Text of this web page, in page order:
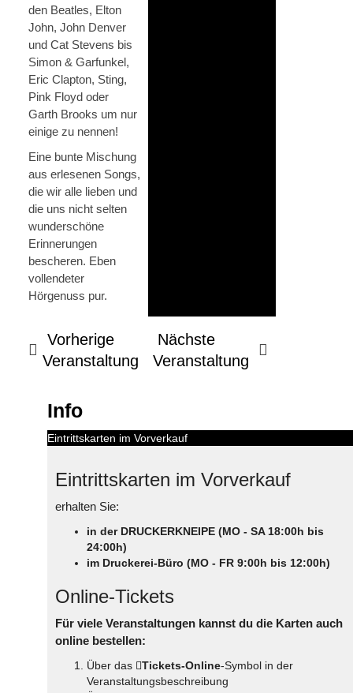
den Beatles, Elton
John, John Denver
und Cat Stevens bis
Simon & Garfunkel,
Eric Clapton, Sting,
Pink Floyd oder
Garth Brooks um nur
einige zu nennen!
Eine bunte Mischung
aus erlesenen Songs,
die wir alle lieben und
die uns nicht selten
wunderschöne
Erinnerungen
bescheren. Eben
vollendeter
Hörgenuss pur.
Vorherige
Veranstaltung
Nächste
Veranstaltung
Info
Eintrittskarten im Vorverkauf
Eintrittskarten im Vorverkauf
erhalten Sie:
in der DRUCKERKNEIPE (MO - SA 18:00h bis
24:00h)
im Druckerei-Büro (MO - FR 9:00h bis 12:00h)
Online-Tickets
Für viele Veranstaltungen kannst du die Karten auch
online bestellen:
Über das Tickets-Online-Symbol in der
Veranstaltungsbeschreibung